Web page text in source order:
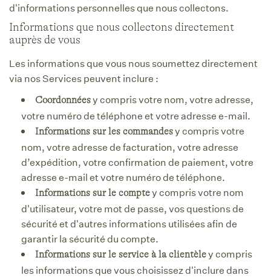
d'informations personnelles que nous collectons.
Informations que nous collectons directement
auprès de vous
Les informations que vous nous soumettez directement
via nos Services peuvent inclure :
Coordonnéesy compris votre nom, votre adresse,
votre numéro de téléphone et votre adresse e-mail.
Informations sur les commandesy compris votre
nom, votre adresse de facturation, votre adresse
d’expédition, votre confirmation de paiement, votre
adresse e-mail et votre numéro de téléphone.
Informations sur le comptey compris votre nom
d'utilisateur, votre mot de passe, vos questions de
sécurité et d'autres informations utilisées afin de
garantir la sécurité du compte.
Informations sur le service à la clientèley compris
les informations que vous choisissez d'inclure dans